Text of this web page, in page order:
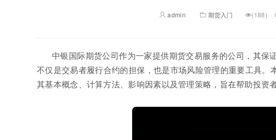
admin 期货入门 (188)
中银国际期货公司作为一家提供期货交易服务的公司，其
不仅是交易者履行合约的担保，也是市场风险管理的重要工具
其基本概念、计算方法、影响因素以及管理策略，旨在帮助投资